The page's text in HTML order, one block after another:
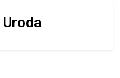
Uroda